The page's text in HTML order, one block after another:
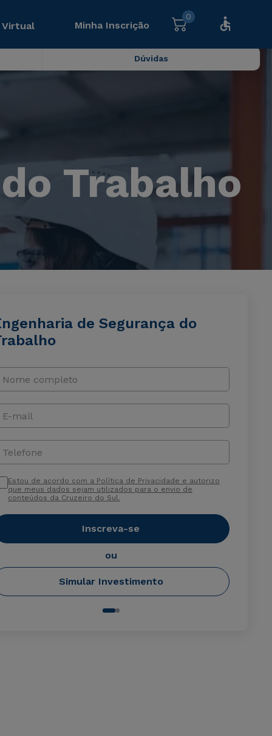
Virtual Minha Inscrição
0
Dúvidas
Trabalho
de Segurança do
Nome completo
E-mail
Telefone
Estou de acordo com a Política de Privacidade e autorizo
que meus dados sejam utilizados para o envio de
conteúdos da Cruzeiro do Sul.
Inscreva-se
ou
Simular Investimento